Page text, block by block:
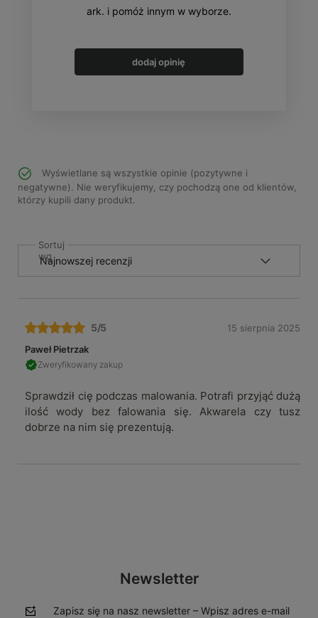
ark. i pomóż innym w wyborze.
dodaj opinię
Wyświetlane są wszystkie opinie (pozytywne i
negatywne). Nie weryfikujemy, czy pochodzą one od klientów,
którzy kupili dany produkt.
Sortuj
wg
5/5
Paweł Pietrzak
Zweryfikowany zakup
Sprawdził cię podczas malowania. Potrafi przyjąć dużą
ilość wody bez falowania się. Akwarela czy tusz
dobrze na nim się prezentują.
15 sierpnia 2025
Newsletter
Zapisz się na nasz newsletter – Wpisz adres e-mail